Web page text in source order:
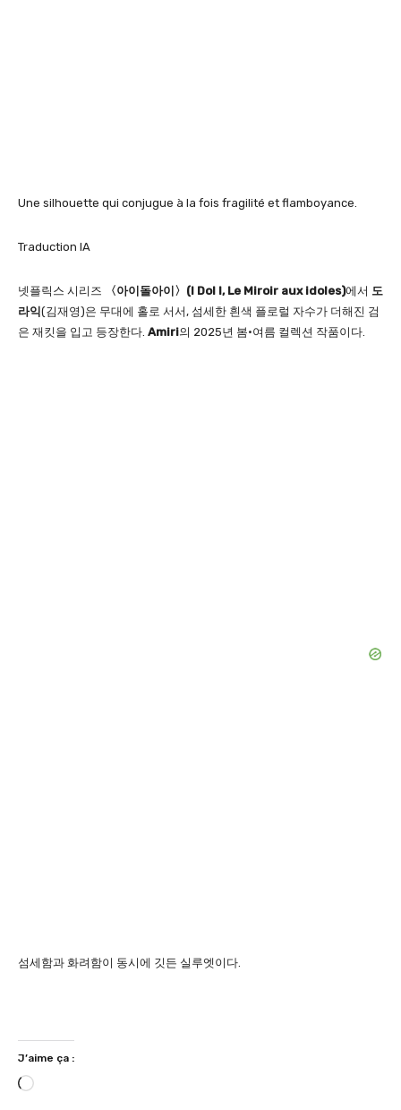
Une silhouette qui conjugue à la fois fragilité et flamboyance.
Traduction IA
넷플릭스 시리즈 〈아이돌아이〉(I Dol I, Le Miroir aux idoles)에서 도
라익(김재영)은 무대에 홀로 서서, 섬세한 흰색 플로럴 자수가 더해진 검
은 재킷을 입고 등장한다. Amiri의 2025년 봄·여름 컬렉션 작품이다.
섬세함과 화려함이 동시에 깃든 실루엣이다.
J’aime ça :
C